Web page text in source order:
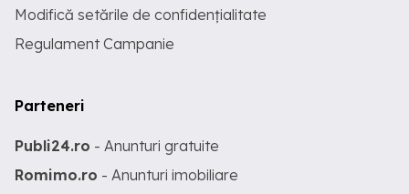
Modifică setările de confidențialitate
Regulament Campanie
Parteneri
Publi24.ro - Anunturi gratuite
Romimo.ro - Anunturi imobiliare